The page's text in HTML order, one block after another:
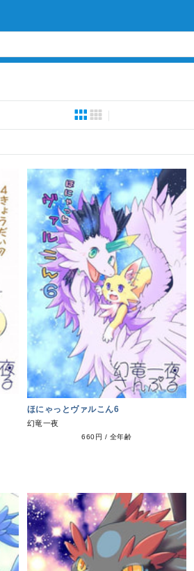
ほにゃっとヴァルこん6
幻竜一夜
660円 / 全年齢